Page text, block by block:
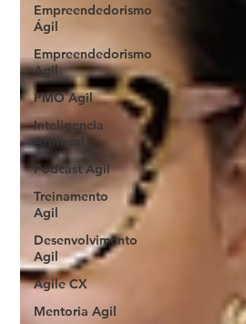
Empreendedorismo
Ágil
Empreendedorismo
Agil
PMO Agil
Inteligencia
Artificial
Podcast Agil
Treinamento
Agil
Desenvolvimento
Agil
Agile CX
Mentoria Agil